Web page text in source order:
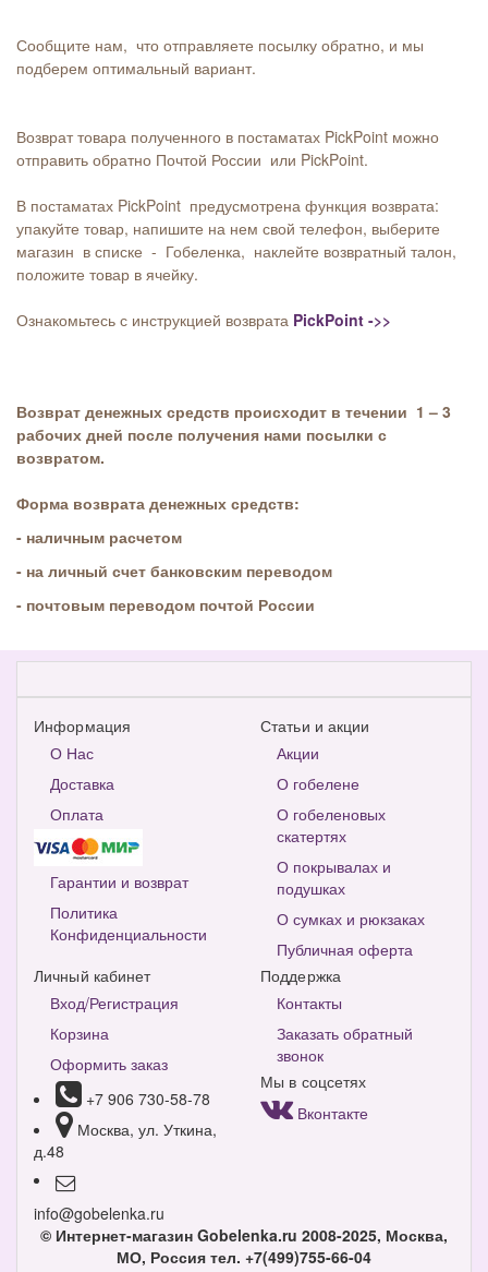
Сообщите нам, что отправляете посылку обратно, и мы
подберем оптимальный вариант.
Возврат товара полученного в постаматах PickPoint можно
отправить обратно Почтой России или PickPoint.
В постаматах PickPoint предусмотрена функция возврата:
упакуйте товар, напишите на нем свой телефон, выберите
магазин в списке - Гобеленка, наклейте возвратный талон,
положите товар в ячейку.
Ознакомьтесь с инструкцией возврата PickPoint ->>
Возврат денежных средств происходит в течении 1 – 3
рабочих дней после получения нами посылки с
возвратом.
Форма возврата денежных средств:
- наличным расчетом
- на личный счет банковским переводом
- почтовым переводом почтой России
Информация
О Нас
Доставка
Оплата
Гарантии и возврат
Политика
Конфиденциальности
Статьи и акции
Акции
О гобелене
О гобеленовых
скатертях
О покрывалах и
подушках
О сумках и рюкзаках
Публичная оферта
Личный кабинет
Вход/Регистрация
Корзина
Оформить заказ
+7 906 730-58-78
Москва, ул. Уткина,
д.48
info@gobelenka.ru
Поддержка
Контакты
Заказать обратный
звонок
Мы в соцсетях
Вконтакте
© Интернет-магазин Gobelenka.ru 2008-2025, Москва,
МО, Россия тел. +7(499)755-66-04